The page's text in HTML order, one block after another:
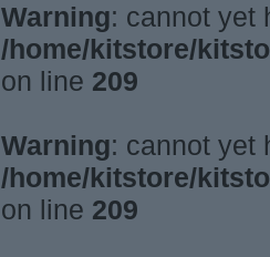
Warning: cannot yet
/home/kitstore/
on line 209
Warning: cannot yet
/home/kitstore/
on line 209